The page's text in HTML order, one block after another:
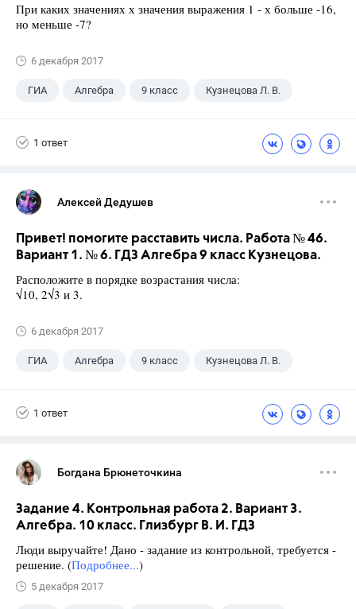
При каких значениях х значения выражения 1 - х больше -16,
но меньше -7?
6 декабря 2017
ГИА Алгебра 9 класс Кузнецова Л. В.
1 ответ
Алексей Дедушев
Привет! помогите расставить числа. Работа № 46.
Вариант 1. № 6. ГДЗ Алгебра 9 класс Кузнецова.
Расположите в порядке возрастания числа:
√10, 2√3 и 3.
6 декабря 2017
ГИА Алгебра 9 класс Кузнецова Л. В.
1 ответ
Богдана Брюнеточкина
Задание 4. Контрольная работа 2. Вариант 3.
Алгебра. 10 класс. Глизбург В. И. ГДЗ
Люди выручайте! Дано - задание из контрольной, требуется -
решение. (Подробнее...)
5 декабря 2017